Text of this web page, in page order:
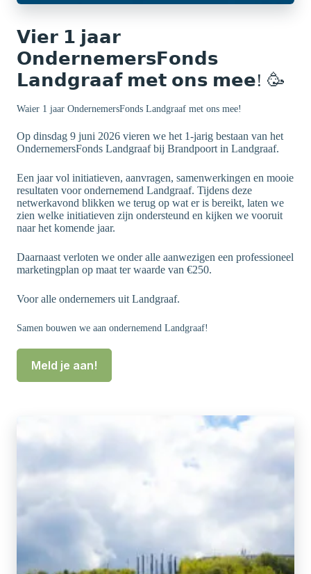
𝗩𝗶𝗲𝗿 𝟭 𝗷𝗮𝗮𝗿
𝗢𝗻𝗱𝗲𝗿𝗻𝗲𝗺𝗲𝗿𝘀𝗙𝗼𝗻𝗱𝘀
𝗟𝗮𝗻𝗱𝗴𝗿𝗮𝗮𝗳 𝗺𝗲𝘁 𝗼𝗻𝘀 𝗺𝗲𝗲! 🥳
Waier 1 jaar OndernemersFonds Landgraaf met ons mee!
Op dinsdag 9 juni 2026 vieren we het 1-jarig bestaan van het
OndernemersFonds Landgraaf bij Brandpoort in Landgraaf.
Een jaar vol initiatieven, aanvragen, samenwerkingen en mooie
resultaten voor ondernemend Landgraaf. Tijdens deze
netwerkavond blikken we terug op wat er is bereikt, laten we
zien welke initiatieven zijn ondersteund en kijken we vooruit
naar het komende jaar.
Daarnaast verloten we onder alle aanwezigen een professioneel
marketingplan op maat ter waarde van €250.
Voor alle ondernemers uit Landgraaf.
Samen bouwen we aan ondernemend Landgraaf!
Meld je aan!